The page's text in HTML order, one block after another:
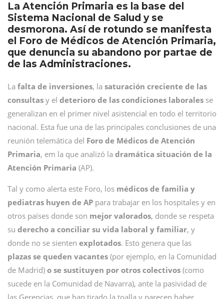
La Atención Primaria es la base del
Sistema Nacional de Salud y se
desmorona. Así de rotundo se manifesta
el Foro de Médicos de Atención Primaria,
que denuncia su abandono por partae de
de las Administraciones.
La falta de inversiones, la saturación creciente de las
consultas y el deterioro de las condiciones laborales se
generalizan en el primer nivel asistencial en todo el territorio
nacional. Esta fue una de las principales conclusiones de una
reunión telemática del Foro de Médicos de Atención
Primaria, em la que analizó la dramática situación de la
Atención Primaria (AP).
Tal y como alerta este Foro, los médicos de familia y
pediatras huyen de AP para trabajar en los hospitales y en
otros países donde son mejor valorados, donde se respeta
su derecho a conciliar su vida laboral y familiar, y
donde no se sienten explotados. Esto genera que las
plazas se queden vacantes (por ejemplo, en la Comunidad
de Madrid) o se sustituyen por otros colectivos (como
sucede en la Comunidad de Navarra), ante la pasividad de
las Gerencias, que han tirado la toalla y parecen haber